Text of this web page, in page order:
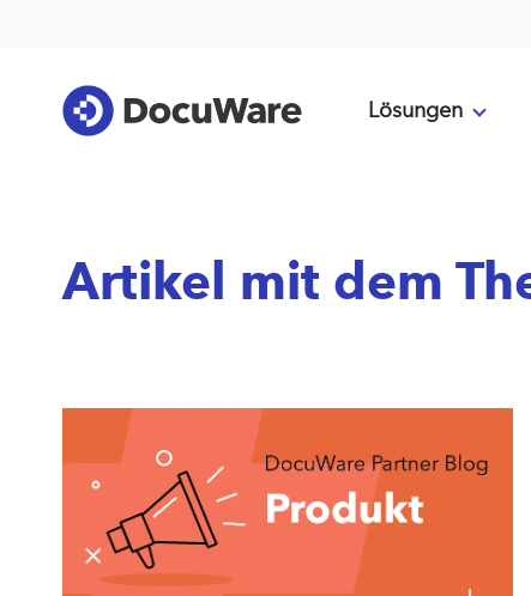
Lösungen
Artikel mit dem